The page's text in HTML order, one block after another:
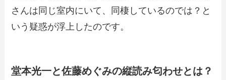
さんは同じ室内にいて、同棲しているのでは？と
いう疑惑が浮上したのです。
堂本光一と佐藤めぐみの縦読み匂わせとは？